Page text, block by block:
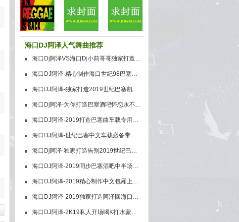
海口DJ阿泽人气舞曲推荐
海口Dj阿泽VS海口Dj小前哥哥独家打造[中英文世纪巴塞]上上海口123总店搞起串烧大碟
海口DJ阿泽-精心制作海口世纪98巴塞混搭中英文串烧
海口DJ阿泽-独家打造2019世纪巴塞凯斯风格舞曲串烧
海口Dj阿泽-为你打造巴塞酒吧怀恋永不过时的世纪98
海口DJ阿泽-2019打造巴塞曲车载专用震动小串烧
海口DJ阿泽-世纪巴塞中文车载必备带你上高速
海口Dj阿泽-独家打造告别2019世纪巴塞中文车载舞曲再见了2019000
海口DJ阿泽-2019同步巴塞酒吧中半场混搭中英文热播House跳舞大碟
海口DJ阿泽-2019精心制作中文包厢上头曲
海口DJ阿泽-2019独家打造阿泽回海口车载音乐车震上头舞曲串烧
海口DJ阿泽-2K19私人开场喝K打水蒙蒙飘飘欲仙的节奏梦回复新城下的無名酒吧手拉手跳出疯魔乱舞的时代